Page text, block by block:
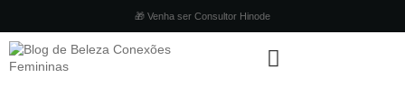
🎁 Venha ser Consultor Hinode